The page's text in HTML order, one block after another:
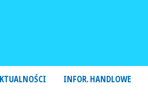
INFOR. HANDLOWE